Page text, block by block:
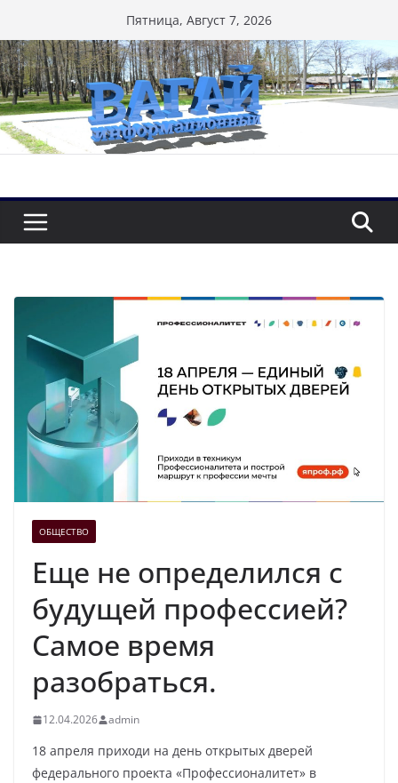
к
содержимому
Пятница, Август 7, 2026
ОБЩЕСТВО
Еще не определился с
будущей профессией?
Самое время
разобраться.
12.04.2026 admin
18 апреля приходи на день открытых дверей
федерального проекта «Профессионалитет» в